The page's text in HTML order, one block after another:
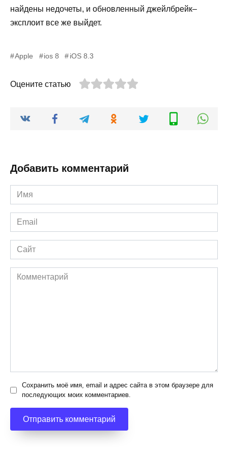
найдены недочеты, и обновленный джейлбрейк–
эксплоит все же выйдет.
Apple ios 8 iOS 8.3
Оцените статью
Добавить комментарий
Имя
*
Email
*
Сайт
Комментарий
Сохранить моё имя, email и адрес сайта в этом браузере для
последующих моих комментариев.